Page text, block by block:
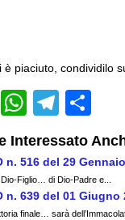
piaciuto, condividilo
E
m
W
at
s
A
T
el
e
gr
a
o
n
di
vi
Interessato
n. 516 del 29
Dio-Figlio… di Dio-Padre e...
n. 639 del 01 Giugno
finale… sarà